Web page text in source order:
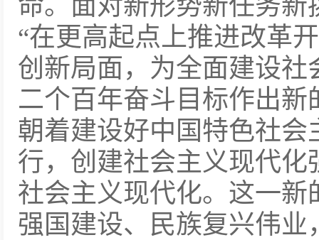
命。面对新形势新任务
“在更高起点上推进改革
创新局面，为全面建设
二个百年奋斗目标作出
朝着建设好中国特色社
行，创建社会主义现代
社会主义现代化。这一
强国建设、民族复兴伟